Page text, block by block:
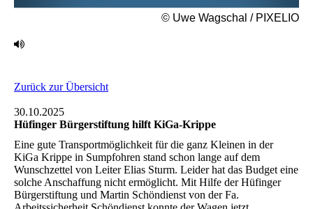
© Uwe Wagschal / PIXELIO
Zurück zur Übersicht
30.10.2025
Hüfinger Bürgerstiftung hilft KiGa-Krippe
Eine gute Transportmöglichkeit für die ganz Kleinen in der
KiGa ‎Krippe in Sumpfohren stand schon lange auf dem
Wunschzettel von Leiter Elias Sturm. Leider hat ‎das Budget eine
solche Anschaffung nicht ermöglicht. Mit Hilfe der Hüfinger
Bürgerstiftung und ‎Martin Schöndienst von der Fa.